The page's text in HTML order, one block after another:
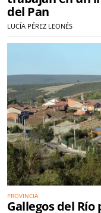
del Pan
LUCÍA PÉREZ LEONÉS
PROVINCIA
Gallegos del